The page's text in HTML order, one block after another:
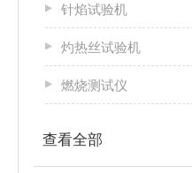
针焰试验机
灼热丝试验机
燃烧测试仪
查看全部